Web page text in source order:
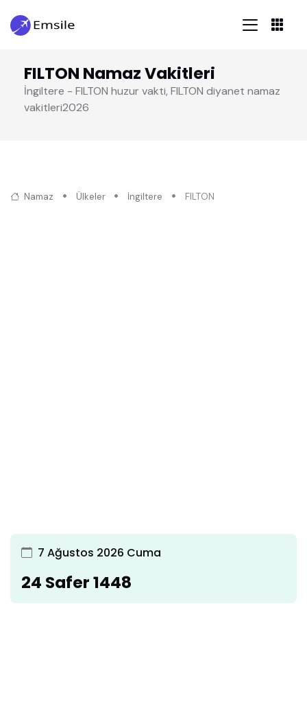
FILTON Namaz Vakitleri
İngiltere - FILTON huzur vakti, FILTON diyanet namaz
vakitleri2026
Namaz Ülkeler İngiltere FILTON
7 Ağustos 2026 Cuma
24 Safer 1448